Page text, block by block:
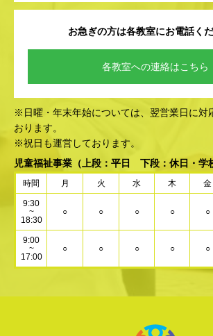
お急ぎの方は各教室にお電話くだ
各教室への連絡はこちら
※日曜・年末年始については、翌営業日に対
おります。
※祝日も運営しております。
児童福祉事業 （上段：平日 下段：休日・学
時間 月 火 水 木 金
9:30
~
18:30
○ ○ ○ ○ ○
9:00
~
17:00
○ ○ ○ ○ ○